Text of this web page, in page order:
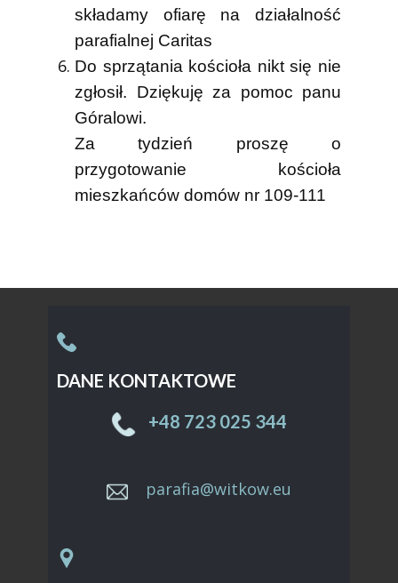
składamy ofiarę na działalność
parafialnej Caritas
Do sprzątania kościoła nikt się nie
zgłosił. Dziękuję za pomoc panu
Góralowi.
Za tydzień proszę o
przygotowanie kościoła
mieszkańców domów nr 109-111
Sample text. Click to select the text box. Click
again or double click to start editing the text.
DANE KONTAKTOWE
+48 ​723 025 344
parafia@witkow.eu